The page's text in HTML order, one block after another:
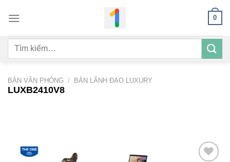
qua
dung
0
Tìm
BÀN VĂN PHÒNG / BÀN LÃNH ĐẠO LUXURY
LUXB2410V8